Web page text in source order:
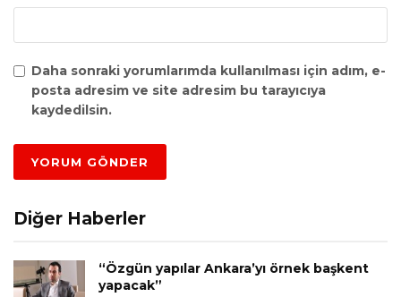
Daha sonraki yorumlarımda kullanılması için adım, e-
posta adresim ve site adresim bu tarayıcıya
kaydedilsin.
Diğer Haberler
“Özgün yapılar Ankara’yı örnek başkent
yapacak”